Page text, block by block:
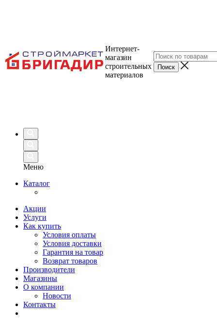
Интернет-
магазин
строительных
материалов
Меню
Каталог
Акции
Услуги
Как купить
Условия оплаты
Условия доставки
Гарантия на товар
Возврат товаров
Производители
Магазины
О компании
Новости
Контакты